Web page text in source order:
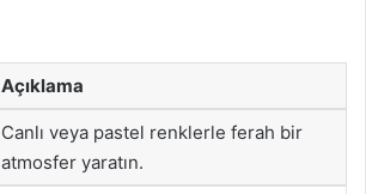
Açıklama
Canlı veya pastel renklerle ferah bir
atmosfer yaratın.